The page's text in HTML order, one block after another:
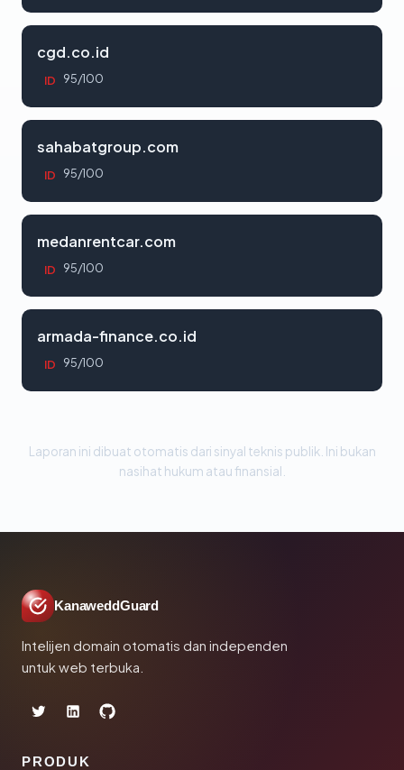
cgd.co.id
ID 95/100
sahabatgroup.com
ID 95/100
medanrentcar.com
ID 95/100
armada-finance.co.id
ID 95/100
Laporan ini dibuat otomatis dari sinyal teknis publik. Ini bukan
nasihat hukum atau finansial.
KanaweddGuard
Intelijen domain otomatis dan independen
untuk web terbuka.
PRODUK